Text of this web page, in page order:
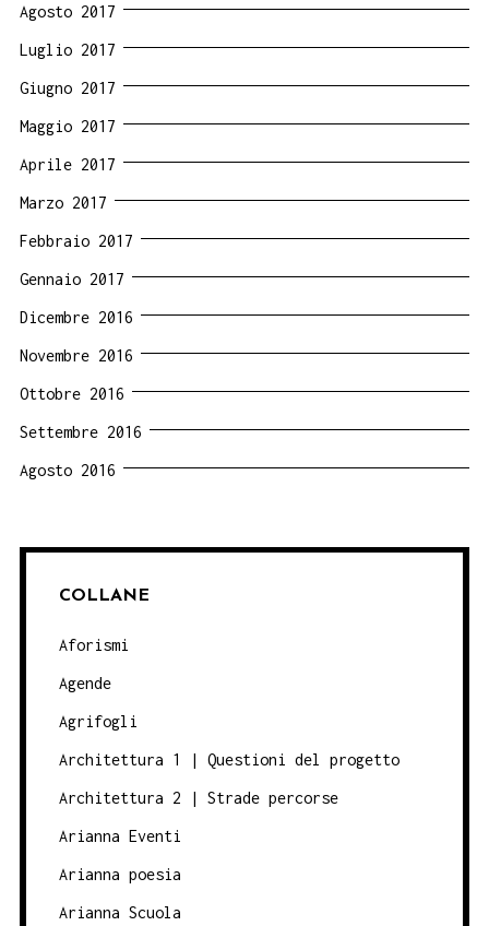
Agosto 2017
Luglio 2017
Giugno 2017
Maggio 2017
Aprile 2017
Marzo 2017
Febbraio 2017
Gennaio 2017
Dicembre 2016
Novembre 2016
Ottobre 2016
Settembre 2016
Agosto 2016
COLLANE
Aforismi
Agende
Agrifogli
Architettura 1 | Questioni del progetto
Architettura 2 | Strade percorse
Arianna Eventi
Arianna poesia
Arianna Scuola